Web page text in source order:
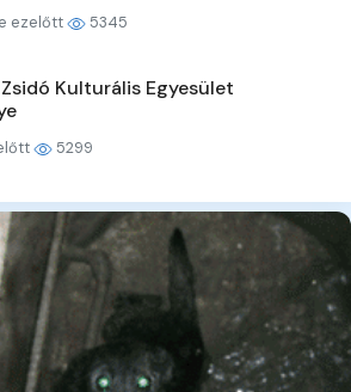
ezelőtt 5345
Kulturális Egyesület
5299